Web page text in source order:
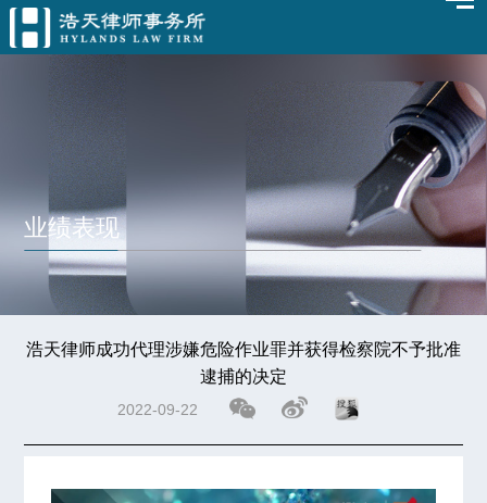
业绩表现
浩天律师成功代理涉嫌危险作业罪并获得检察院不予批准
逮捕的决定
2022-09-22